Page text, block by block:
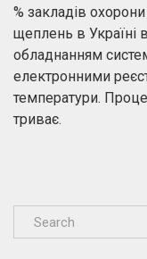
% закладів
щеплень в Україні
обладнанням
електронними
температури.
триває.